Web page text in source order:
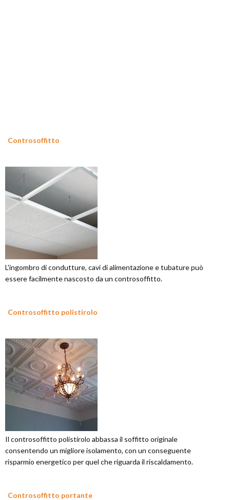
Controsoffitto
L'ingombro di condutture, cavi di alimentazione e tubature può
essere facilmente nascosto da un controsoffitto.
Controsoffitto polistirolo
Il controsoffitto polistirolo abbassa il soffitto originale
consentendo un migliore isolamento, con un conseguente
risparmio energetico per quel che riguarda il riscaldamento.
Controsoffitto portante